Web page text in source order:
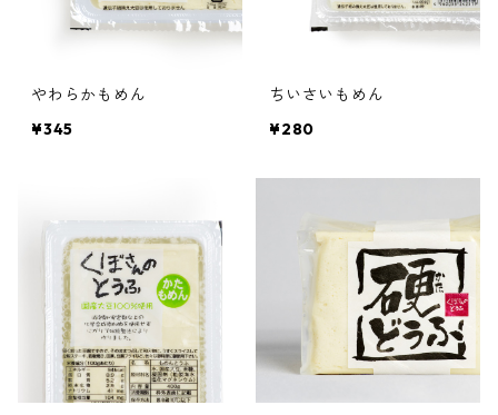
やわらかもめん
¥345
ちいさいもめん
¥280